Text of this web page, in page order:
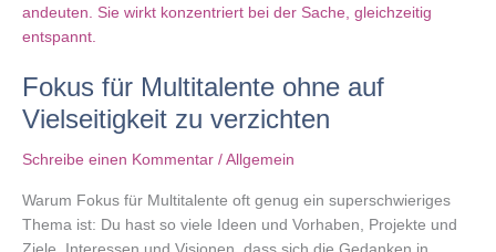
Fokus für Multitalente ohne auf
Vielseitigkeit zu verzichten
Schreibe einen Kommentar / Allgemein
Warum Fokus für Multitalente oft genug ein superschwieriges
Thema ist: Du hast so viele Ideen und Vorhaben, Projekte und